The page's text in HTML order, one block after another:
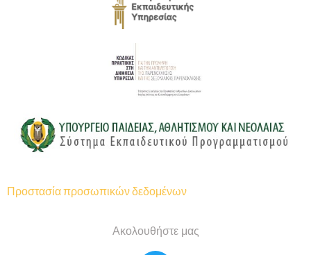
Προστασία προσωπικών δεδομένων
Ακολουθήστε μας